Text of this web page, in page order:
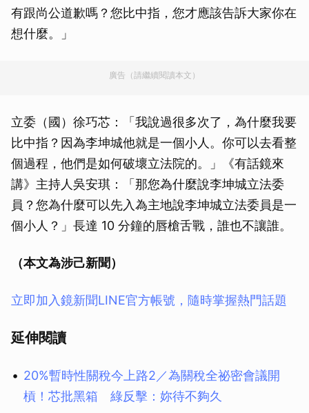
有跟尚公道歉嗎？您比中指，您才應該告訴大家你在
想什麼。」
廣告（請繼續閱讀本文）
立委（國）徐巧芯：「我說過很多次了，為什麼我要
比中指？因為李坤城他就是一個小人。你可以去看整
個過程，他們是如何破壞立法院的。」《有話鏡來
講》主持人吳安琪：「那您為什麼說李坤城立法委
員？您為什麼可以先入為主地說李坤城立法委員是一
個小人？」長達 10 分鐘的唇槍舌戰，誰也不讓誰。
（本文為涉己新聞）
立即加入鏡新聞LINE官方帳號，隨時掌握熱門話題
延伸閱讀
20%暫時性關稅今上路2／為關稅全祕密會議開
槓！芯批黑箱 綠反擊：妳待不夠久